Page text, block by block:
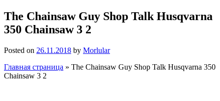
The Chainsaw Guy Shop Talk Husqvarna
350 Chainsaw 3 2
Posted on 26.11.2018 by Morlular
Главная страница » The Chainsaw Guy Shop Talk Husqvarna 350
Chainsaw 3 2